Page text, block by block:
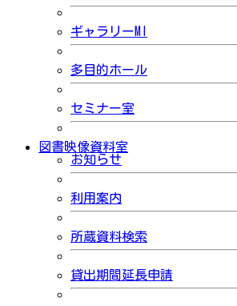
ギャラリーMI
多目的ホール
セミナー室
図書映像資料室
お知らせ
利用案内
所蔵資料検索
貸出期間延長申請